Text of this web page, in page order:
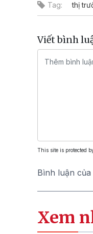
Tag: thị
Viết bình
This site is protected
Bình luận
Xem